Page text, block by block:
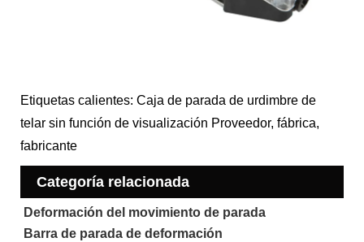
Etiquetas calientes: Caja de parada de urdimbre de
telar sin función de visualización Proveedor, fábrica,
fabricante
Categoría relacionada
Deformación del movimiento de parada
Barra de parada de deformación